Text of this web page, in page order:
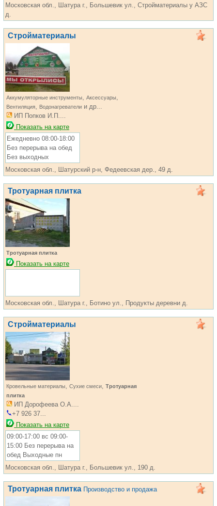
Московская обл., Шатура г., Большевик ул., Стройматериалы у АЗС
д.
Стройматериалы
Аккумуляторные инструменты, Аксессуары,
Вентиляция, Водонагреватели и др...
ИП Попков И.П....
Показать на карте
Ежедневно 08:00-18:00
Без перерыва на обед
Без выходных
Московская обл., Шатурский р-н, Федеевская дер., 49 д.
Тротуарная плитка
Тротуарная плитка
Показать на карте
Московская обл., Шатура г., Ботино ул., Продукты деревни д.
Стройматериалы
Кровельные материалы, Сухие смеси, Тротуарная
плитка
ИП Дорофеева О.А....
+7 926 37...
Показать на карте
09:00-17:00 вс 09:00-
15:00 Без перерыва на
обед Выходные пн
Московская обл., Шатура г., Большевик ул., 190 д.
Тротуарная плитка Производство и продажа